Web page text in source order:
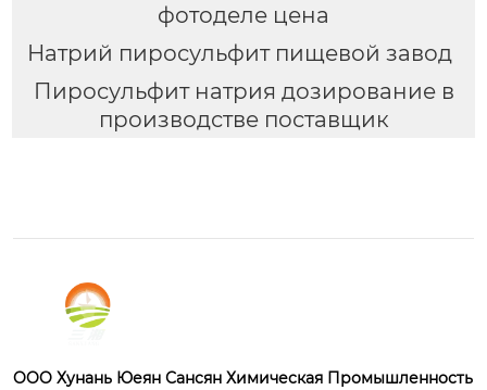
фотоделе цена
Натрий пиросульфит пищевой завод
Пиросульфит натрия дозирование в
производстве поставщик
OOO Хунань Юеян Сансян Химическая Промышленность